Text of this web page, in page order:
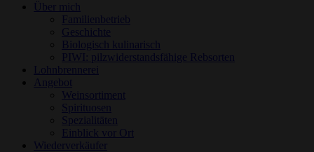
Über mich
Familienbetrieb
Geschichte
Biologisch kulinarisch
PIWI: pilzwiderstandsfähige Rebsorten
Lohnbrennerei
Angebot
Weinsortiment
Spirituosen
Spezialitäten
Einblick vor Ort
Wiederverkäufer